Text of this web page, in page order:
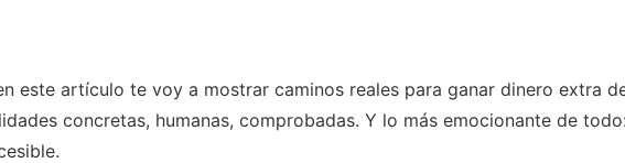
este artículo te voy a mostrar caminos reales para ganar dinero extra
concretas, humanas, comprobadas. Y lo más emocionante de